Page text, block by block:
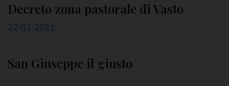
Decreto zona pastorale di Vasto
22-01-2021
San Giuseppe il giusto